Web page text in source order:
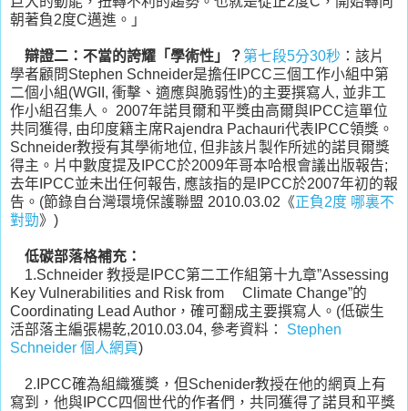
朝著負2度C邁進。」
辯證二：不當的誇耀「學術性」？第七段5分30秒 ：該片
學者顧問Stephen Schneider是擔任IPCC三個工作小組中第
二個小組(WGII, 衝擊、適應與脆弱性)的主要撰寫人, 並非工
作小組召集人。 2007年諾貝爾和平獎由高爾與IPCC這單位
共同獲得, 由印度籍主席Rajendra Pachauri代表IPCC領獎。
Schneider教授有其學術地位, 但非該片製作所述的諾貝爾獎
得主。片中數度提及IPCC於2009年哥本哈根會議出版報告;
去年IPCC並未出任何報告, 應該指的是IPCC於2007年初的報
告。(節錄自台灣環境保護聯盟 2010.03.02《正負2度 哪裏不
對勁》)
低碳部落格補充：
1.Schneider 教授是IPCC第二工作組第十九章”Assessing
Key Vulnerabilities and Risk from Climate Change”的
Coordinating Lead Author，確可翻成主要撰寫人。(低碳生
活部落主編張楊乾,2010.03.04, 參考資料： Stephen
Schneider 個人網頁)
2.IPCC確為組織獲獎，但Schenider教授在他的網頁上有
寫到，他與IPCC四個世代的作者們，共同獲得了諾貝和平獎